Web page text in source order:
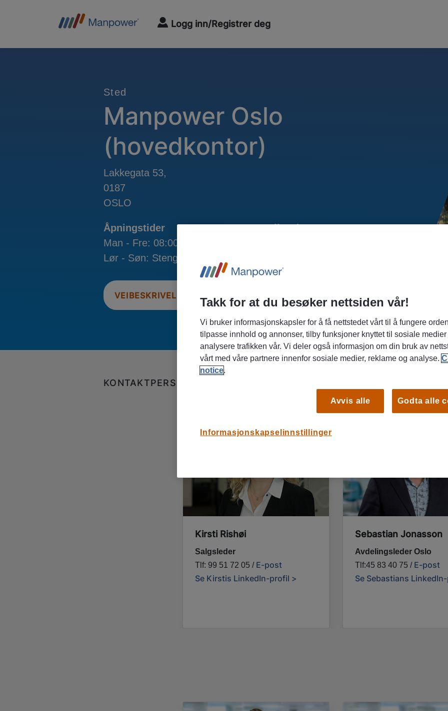
Logg inn/Registrer deg
Sted
Manpower Oslo
(hovedkontor)
Lakkegata 53,
0187
Åpningstider
Man - Fre: 08:00 - 16:00
Lør - Søn: Stengt
Sentralbord
VEIBESKRIVELSE
KONTAKTPERSONER I OSLO
Kirsti Rishøi
Salgsleder
Tlf: 99 51 72 05 / E-post
Se Kirstis LinkedIn-profil >
Sebastian Jonasson
Avdelingsleder Oslo
Tlf:45 83 40 75 / E-post
Se Sebastians
Takk for at du besøker nettsiden vår!
Vi bruker informasjonskapsler for å få nettstedet vårt til å fungere
tilpasse innhold og annonser, tilby funksjoner knyttet til sosiale
analysere trafikken vår. Vi deler også informasjon om din bruk av
vårt med våre partnere innenfor sosiale medier, reklame og analyse.
notice.
Informasjonskapselinnstillinger
Avvis alle Godta alle